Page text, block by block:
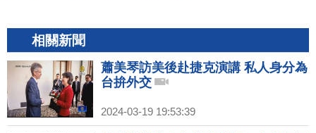
相關新聞
蕭美琴訪美後赴捷克演講 私人身分為
台拚外交
2024-03-19 19:53:39